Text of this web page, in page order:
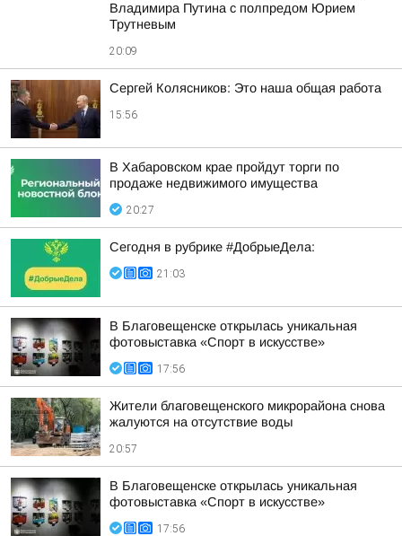
Владимира Путина с полпредом Юрием
Трутневым
20:09
Сергей Колясников: Это наша общая работа
15:56
В Хабаровском крае пройдут торги по
продаже недвижимого имущества
20:27
Сегодня в рубрике #ДобрыеДела:
21:03
В Благовещенске открылась уникальная
фотовыставка «Спорт в искусстве»
17:56
Жители благовещенского микрорайона снова
жалуются на отсутствие воды
20:57
В Благовещенске открылась уникальная
фотовыставка «Спорт в искусстве»
17:56